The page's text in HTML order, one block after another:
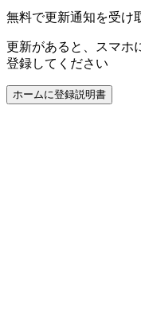
無料で更新通知を受け
更新があると、スマホ
登録してください
ホームに登録説明書